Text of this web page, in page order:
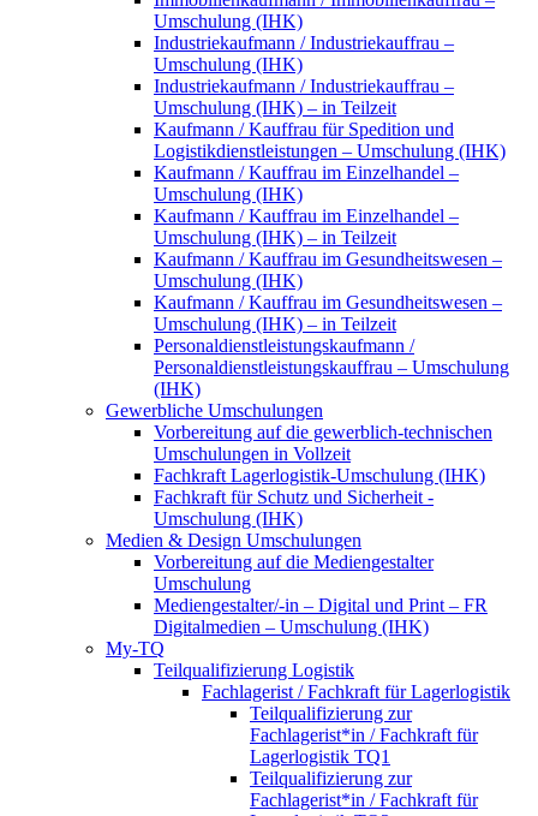
Umschulung (IHK)
Industriekaufmann / Industriekauffrau –
Umschulung (IHK)
Industriekaufmann / Industriekauffrau –
Umschulung (IHK) – in Teilzeit
Kaufmann / Kauffrau für Spedition und
Logistikdienstleistungen – Umschulung (IHK)
Kaufmann / Kauffrau im Einzelhandel –
Umschulung (IHK)
Kaufmann / Kauffrau im Einzelhandel –
Umschulung (IHK) – in Teilzeit
Kaufmann / Kauffrau im Gesundheitswesen –
Umschulung (IHK)
Kaufmann / Kauffrau im Gesundheitswesen –
Umschulung (IHK) – in Teilzeit
Personaldienstleistungskaufmann /
Personaldienstleistungskauffrau – Umschulung
(IHK)
Gewerbliche Umschulungen
Vorbereitung auf die gewerblich-technischen
Umschulungen in Vollzeit
Fachkraft Lagerlogistik-Umschulung (IHK)
Fachkraft für Schutz und Sicherheit -
Umschulung (IHK)
Medien & Design Umschulungen
Vorbereitung auf die Mediengestalter
Umschulung
Mediengestalter/-in – Digital und Print – FR
Digitalmedien – Umschulung (IHK)
My-TQ
Teilqualifizierung Logistik
Fachlagerist / Fachkraft für Lagerlogistik
Teilqualifizierung zur
Fachlagerist*in / Fachkraft für
Lagerlogistik TQ1
Teilqualifizierung zur
Fachlagerist*in / Fachkraft für